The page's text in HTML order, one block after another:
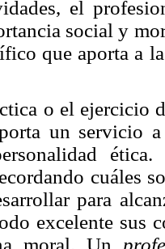
el
social y
que aporta a
o el ejercicio
un servicio
cuáles
para
excelente sus
moral. Un